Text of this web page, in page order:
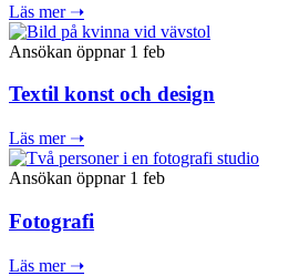
Läs mer ➝
Ansökan öppnar 1 feb
Textil konst och design
Läs mer ➝
Ansökan öppnar 1 feb
Fotografi
Läs mer ➝